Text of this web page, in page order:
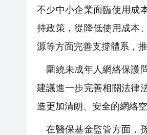
不少中小企業面臨使用成
持政策，從降低使用成本
源等方面完善支撐體系，
圍繞未成年人網絡保護
建議進一步完善相關法律
造更加清朗、安全的網絡空
在醫保基金監管方面，